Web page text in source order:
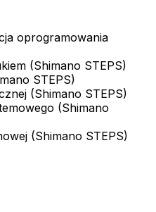
oprogramowania
(Shimano STEPS)
STEPS)
(Shimano STEPS)
(Shimano
(Shimano STEPS)